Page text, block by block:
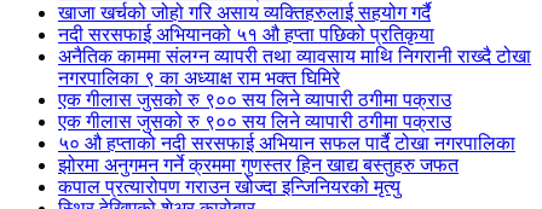
खाजा खर्चको जोहो गरि असाय व्यक्तिहरुलाई सहयोग गर्दै
नदी सरसफाई अभियानको ५१ औ हप्ता पछिको प्रतिकृया
अनैतिक काममा संलग्न व्यापरी तथा व्यावसाय माथि निगरानी राख्दै टोखा
नगरपालिका ९ का अध्याक्ष राम भक्त घिमिरे
एक गीलास जुसको रु ९०० सय लिने व्यापारी ठगीमा पक्राउ
एक गीलास जुसको रु ९०० सय लिने व्यापारी ठगीमा पक्राउ
५० औ हप्ताको नदी सरसफाई अभियान सफल पार्दै टोखा नगरपालिका
झोरमा अनुगमन गर्ने क्रममा गुणस्तर हिन खाद्य बस्तुहरु जफत
कपाल प्रत्यारोपण गराउन खोज्दा इन्जिनियरको मृत्यु